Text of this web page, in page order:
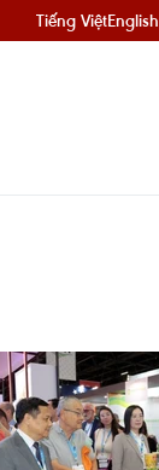
Tiếng ViệtEnglish